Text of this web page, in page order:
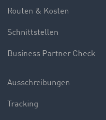
Routen & Kosten
Schnittstellen
Business Partner Check
Ausschreibungen
Tracking